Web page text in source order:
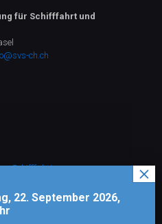
für Schifffahrt und
ch.ch
Schifffahrt
22. September 2026,